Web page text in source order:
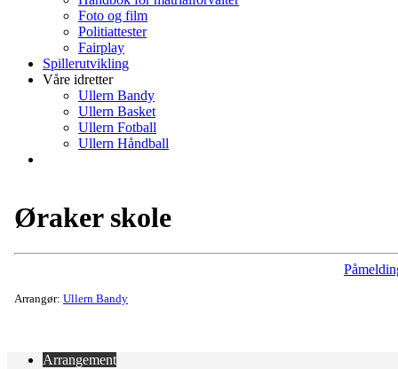
Foto og film
Politiattester
Fairplay
Spillerutvikling
Våre idretter
Ullern Bandy
Ullern Basket
Ullern Fotball
Ullern Håndball
Øraker skole
Arrangør: Ullern Bandy
Arrangement